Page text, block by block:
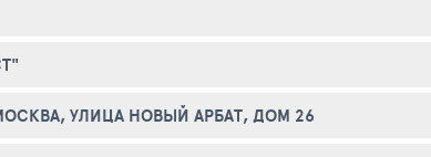
УЛИЦА НОВЫЙ АРБАТ, ДОМ 26